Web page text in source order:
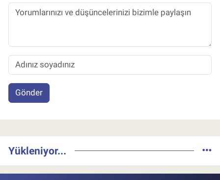
Gönder
Yükleniyor...